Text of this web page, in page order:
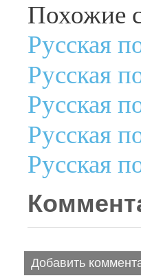
Похожие
Русская
Русская
Русская
Русская
Русская
Добавить